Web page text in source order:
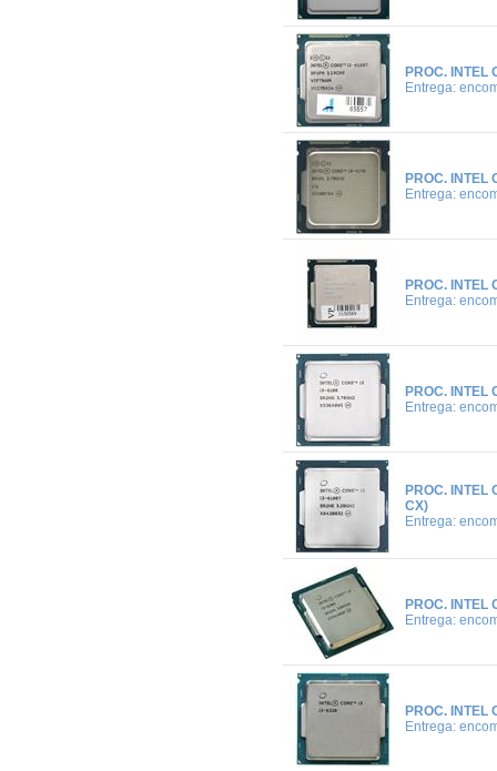
PROC. INTEL
Entrega:
PROC. INTEL
Entrega:
PROC. INTEL
Entrega:
PROC. INTEL
Entrega:
PROC. INTEL
CX)
Entrega:
PROC. INTEL
Entrega:
PROC. INTEL
Entrega: